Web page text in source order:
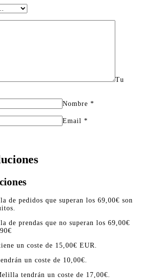
Tu
Nombre *
Email *
de pedidos que superan los 69,00€ son
de prendas que no superan los 69,00€
un coste de 15,00€ EUR.
un coste de 10,00€.
tendrán un coste de 17,00€.